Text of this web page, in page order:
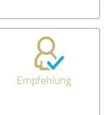
Empfehlung